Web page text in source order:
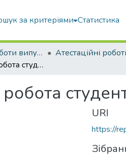
за критеріями Статистика
Атестаційні роботи випускників
Атестаційна робота студентки Вінічук Софії Олександрівни
URI
https://